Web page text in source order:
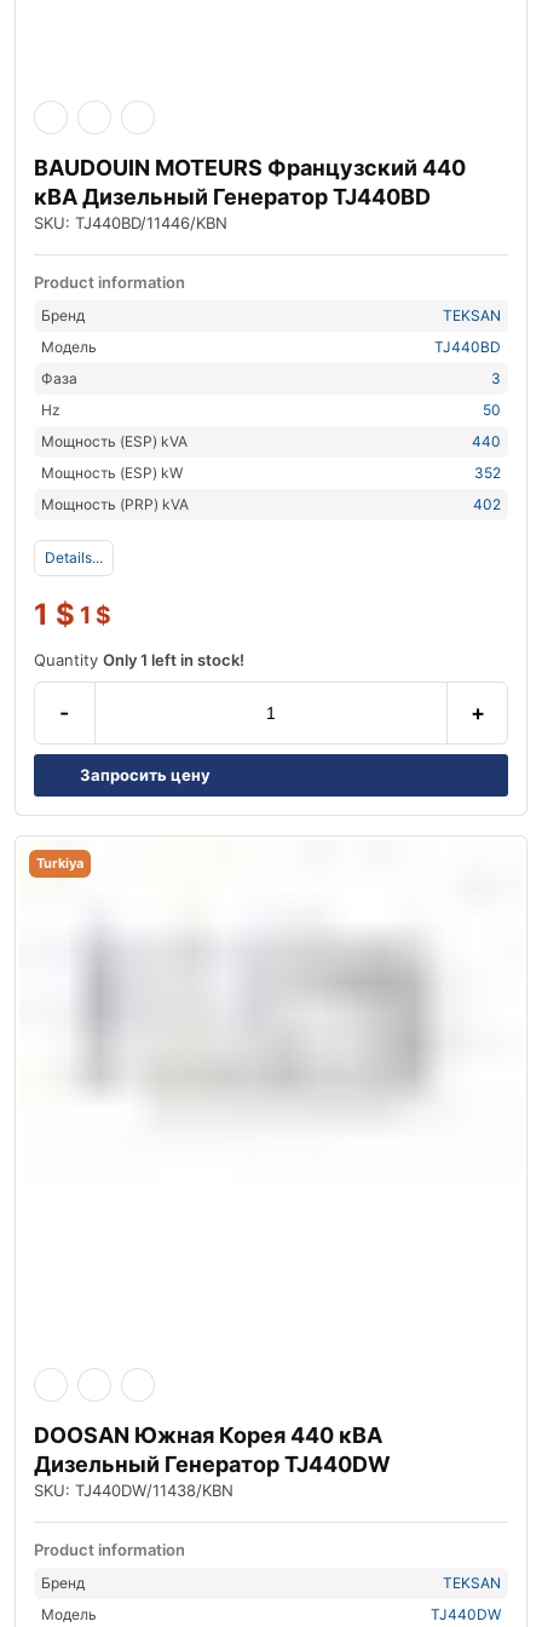
BAUDOUIN MOTEURS Французский 440
кВА Дизельный Генератор TJ440BD
SKU: TJ440BD/11446/KBN
Product information
Бренд
TEKSAN
Модель
TJ440BD
Фаза
3
Hz
50
Мощность (ESP) kVA
440
Мощность (ESP) kW
352
Мощность (PRP) kVA
402
Details...
1 $ 1 $
Quantity Only 1 left in stock!
- +
Запросить цену
Turkiya
DOOSAN Южная Корея 440 кВА
Дизельный Генератор TJ440DW
SKU: TJ440DW/11438/KBN
Product information
Бренд
TEKSAN
Модель
TJ440DW